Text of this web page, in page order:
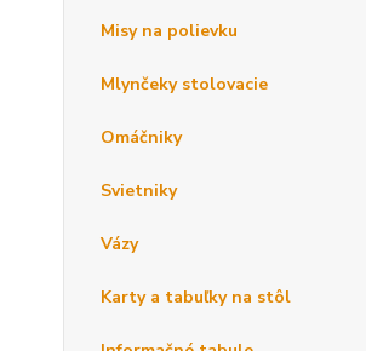
Misy na polievku
Mlynčeky stolovacie
Omáčniky
Svietniky
Vázy
Karty a tabuľky na stôl